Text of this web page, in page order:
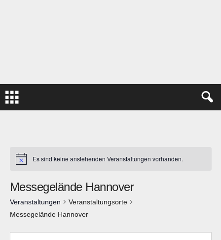
N
i
c
e
Es sind keine anstehenden Veranstaltungen vorhanden.
Messegelände Hannover
Veranstaltungen
Veranstaltungsorte
Messegelände Hannover